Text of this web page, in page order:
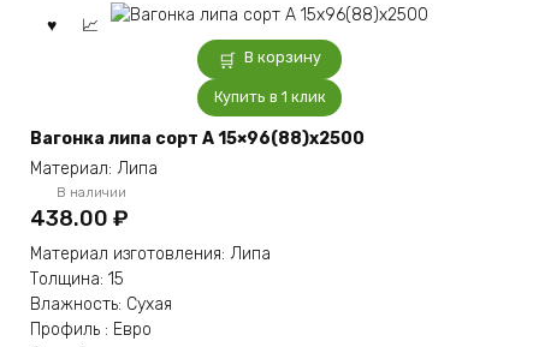
В корзину
Купить в 1 клик
Вагонка липа сорт А 15×96(88)x2500
Материал: Липа
В наличии
438.00 ₽
Материал изготовления: Липа
Толщина: 15
Влажность: Сухая
Профиль : Евро